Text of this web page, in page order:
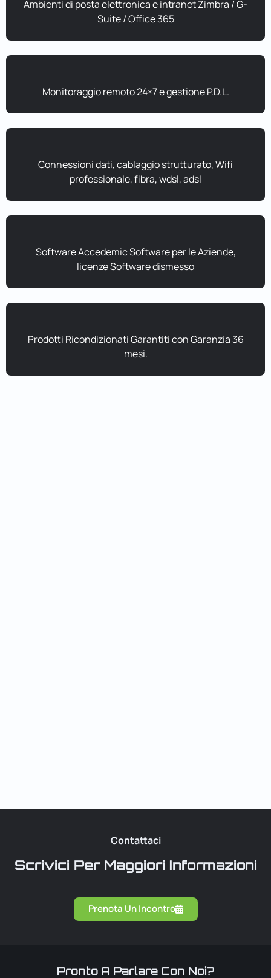
Ambienti di posta elettronica e intranet Zimbra / G-
Suite / Office 365
Monitoraggio remoto 24×7 e gestione P.D.L.
Connessioni dati, cablaggio strutturato, Wifi
professionale, fibra, wdsl, adsl
Software Accedemic Software per le Aziende,
licenze Software dismesso
Prodotti Ricondizionati Garantiti con Garanzia 36
mesi.
Contattaci
Scrivici Per Maggiori Informazioni
Prenota Un Incontro
Pronto A Parlare Con Noi?